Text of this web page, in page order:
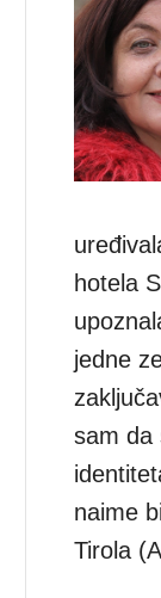
hotela
jedne
sam da
naime
Tirola